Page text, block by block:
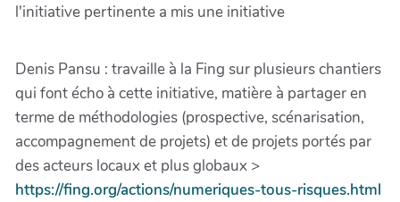
l'initiative pertinente a mis une initiative
Denis Pansu : travaille à la Fing sur plusieurs chantiers
qui font écho à cette initiative, matière à partager en
terme de méthodologies (prospective, scénarisation,
accompagnement de projets) et de projets portés par
des acteurs locaux et plus globaux >
https://fing.org/actions/numeriques-tous-risques.html